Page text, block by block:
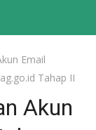
Email
Tahap II
Akun